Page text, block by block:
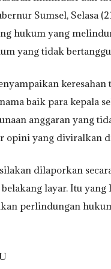
Sumsel, Selasa
hukum yang
yang tidak
keresahan
baik para kepala
anggaran yang
opini yang diviralkan
dilaporkan
layar. Itu yang
perlindungan